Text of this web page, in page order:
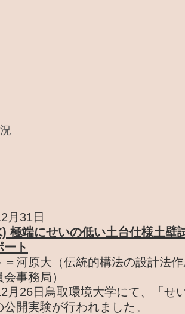
月31日
極端にせいの低い土台仕様土壁
ト
＝河原大（伝統的構法の設計法
事務局）
月26日鳥取環境大学にて、「せ
開実験が行われました。